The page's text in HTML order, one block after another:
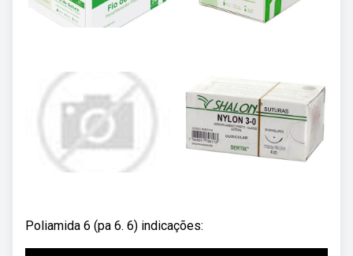
Poliamida 6 (pa 6. 6) indicações: